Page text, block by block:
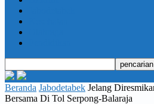
Beranda Jabodetabek Jelang
Bersama Di Tol Serpong-Balaraja